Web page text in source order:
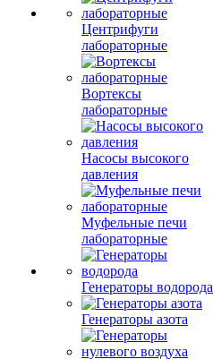
Центрифуги
лабораторные
Вортексы
лабораторные
Насосы высокого
давления
Муфельные печи
лабораторные
Генераторы водорода
Генераторы азота